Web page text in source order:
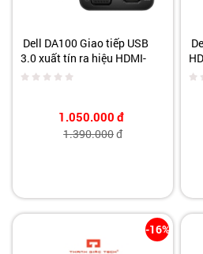
Dell DA100 Giao tiếp USB
3.0 xuất tín ra hiệu HDMI-
VGA-Lan-USB 2.0
1.050.000 đ
1.390.000đ
-16%